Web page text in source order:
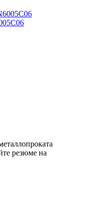
резюме на